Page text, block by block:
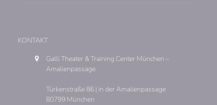
KONTAKT
Galli Theater & Training Center München –
Amalienpassage
Türkenstraße 86 | in der Amalienpassage
80799 München